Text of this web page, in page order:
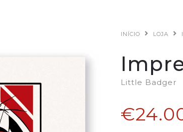
INÍCIO LOJA
Little Badger